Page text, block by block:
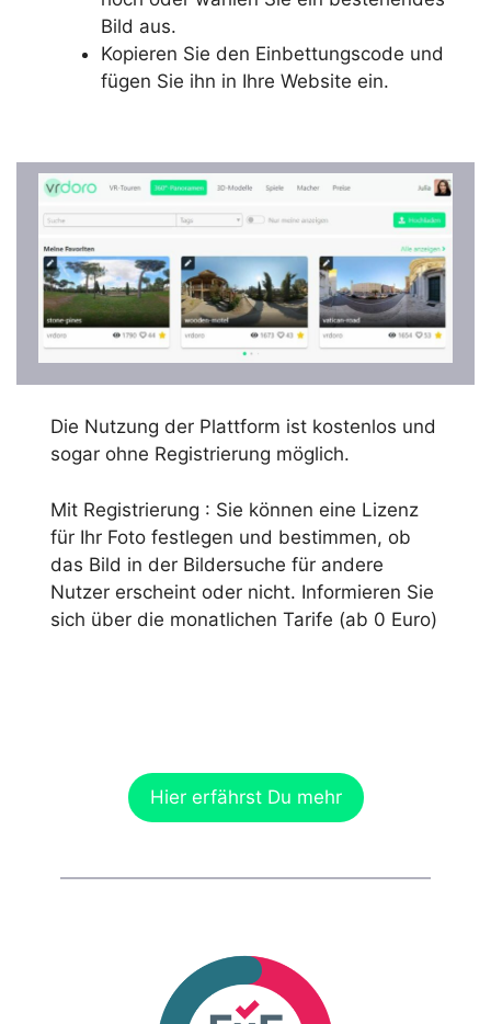
Bild aus.
Kopieren Sie den Einbettungscode und
fügen Sie ihn in Ihre Website ein.
Die Nutzung der Plattform ist kostenlos und
sogar ohne Registrierung möglich.
Mit Registrierung : Sie können eine Lizenz
für Ihr Foto festlegen und bestimmen, ob
das Bild in der Bildersuche für andere
Nutzer erscheint oder nicht. Informieren Sie
sich über die monatlichen Tarife (ab 0 Euro)
Hier erfährst Du mehr